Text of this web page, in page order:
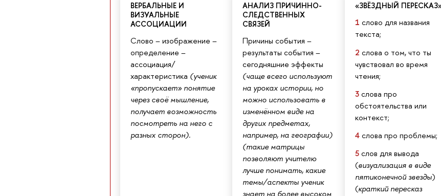
ВЕРБАЛЬНЫЕ И
ВИЗУАЛЬНЫЕ
АССОЦИАЦИИ
Cлово – изображение –
определение –
ассоциация/
характеристика (ученик
«пропускает» понятие
через своё мышление,
получает возможность
посмотреть на него с
разных сторон).
АНАЛИЗ ПРИЧИННО-
СЛЕДСТВЕННЫХ
СВЯЗЕЙ
Причины события –
результаты события –
сегодняшние эффекты
(чаще всего используют
на уроках истории, но
можно использовать в
изменённом виде на
других предметах,
например, на географии)
(такие матрицы
позволяют учителю
лучше понимать, какие
темы/аспекты ученик
«ЗВЁЗДНЫЙ
1слово для названия
текста;
2слова о том, что ты
чувствовал во время
чтения;
3слова про
обстоятельства или
контекст;
4слова про проблемы;
5слов для вывода
(визуализация в виде
пятиконечной звезды)
(краткий пересказ